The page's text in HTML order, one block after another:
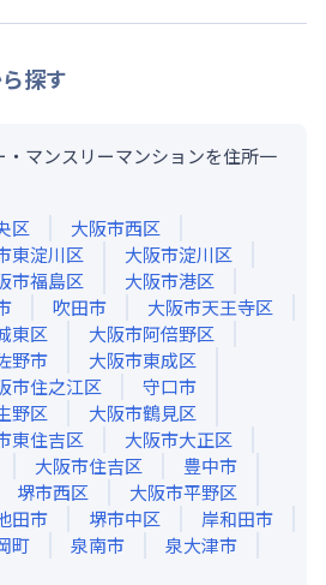
探す
マンスリーマンションを住所一
区
大阪市西区
東淀川区
大阪市淀川区
市福島区
大阪市港区
吹田市
大阪市天王寺区
東区
大阪市阿倍野区
野市
大阪市東成区
市住之江区
守口市
野区
大阪市鶴見区
東住吉区
大阪市大正区
大阪市住吉区
豊中市
堺市西区
大阪市平野区
田市 堺市中区
岸和田市
町 泉南市
泉大津市